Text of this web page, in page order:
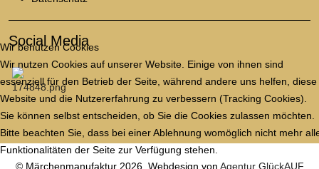
Social Media
© Märchenmanufaktur 2026, Webdesign von Agentur GlückAUF
Wir benutzen Cookies
Wir nutzen Cookies auf unserer Website. Einige von ihnen sind
essenziell für den Betrieb der Seite, während andere uns helfen, diese
Website und die Nutzererfahrung zu verbessern (Tracking Cookies).
Sie können selbst entscheiden, ob Sie die Cookies zulassen möchten.
Bitte beachten Sie, dass bei einer Ablehnung womöglich nicht mehr
Funktionalitäten der Seite zur Verfügung stehen.